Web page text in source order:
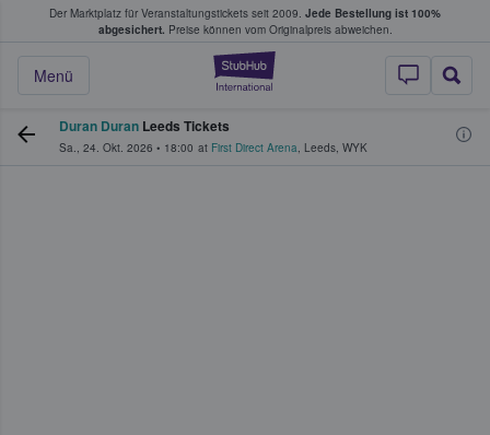
Der Marktplatz für Veranstaltungstickets seit 2009. Jede Bestellung ist 100%
abgesichert. Preise können vom Originalpreis abweichen.
StubHub - Wo
Menü
Tickets kaufen & verkaufen
Duran Duran Leeds Tickets
Sa., 24. Okt. 2026 • 18:00 at First Direct Arena, Leeds, WYK